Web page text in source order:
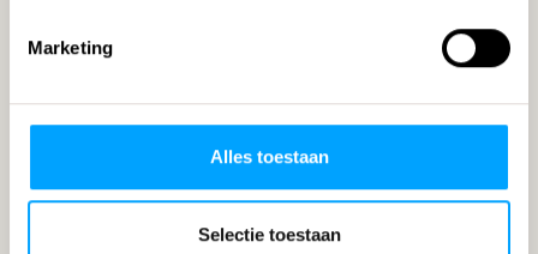
Marketing
Alles toestaan
Selectie toestaan
Onderhoud
Service
Garantie
Over Exsta
Over ons